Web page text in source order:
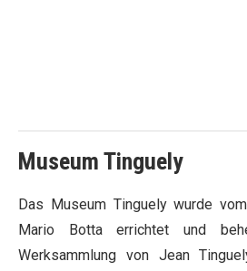
Museum Tinguely
Das Museum Tinguely wurde
Mario Botta errichtet und
Werksammlung von Jean